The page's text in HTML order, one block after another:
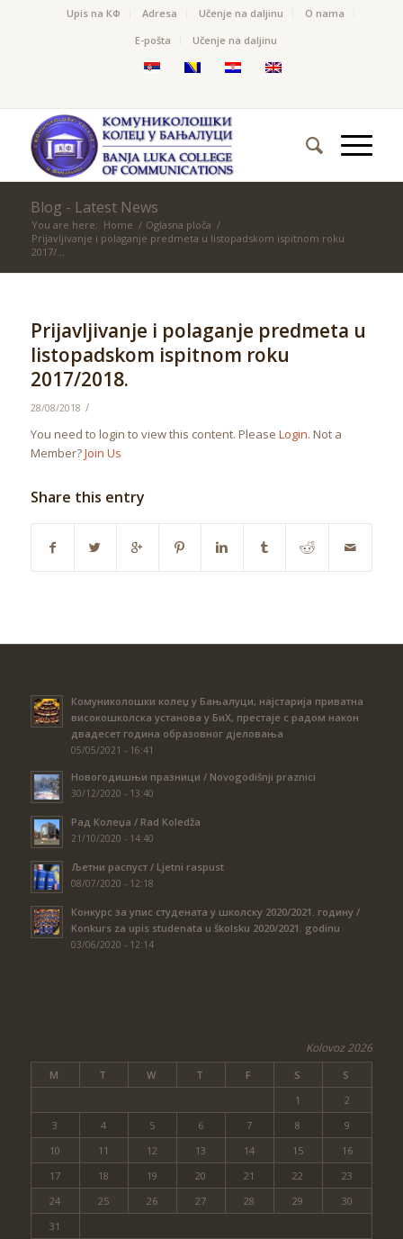
Upis na КФ Adresa Učenje na daljinu
O nama
Е-pošta
Učenje na daljinu
Blog - Latest News
You are here: Home / Oglasna ploča /
Prijavljivanje i polaganje predmeta u listopadskom ispitnom roku
2017/...
Prijavljivanje i polaganje predmeta u
listopadskom ispitnom roku
2017/2018.
28/08/2018 /
You need to login to view this content. Please Login. Not a
Member?Join Us
Share this entry
Комуниколошки колеџ у Бањалуци, најстарија приватна
високошколска установа у БиХ, престаје с радом након
двадесет година образовног дјеловања
05/05/2021 - 16:41
Новогодишњи празници / Novogodišnji praznici
30/12/2020 - 13:40
Рад Колеџа / Rad Koledža
21/10/2020 - 14:40
Љетни распуст / Ljetni raspust
08/07/2020 - 12:18
Конкурс за упис студената у школску 2020/2021. годину /
Konkurs za upis studenata u školsku 2020/2021. godinu
03/06/2020 - 12:14
Kolovoz 2026
M T W T F S S
1
2
3
4 5 6 7 8
9
10
11 12 13 14 15
16
17
18 19 20 21 22
23
24
25 26 27 28 29
30
31